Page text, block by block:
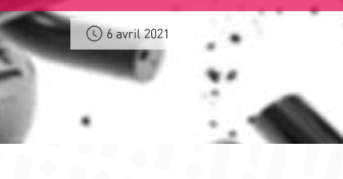
6 avril 2021